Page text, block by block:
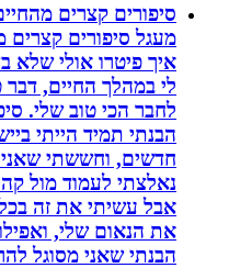
סיפורים קצרים מהחיים
מעגל סיפורים קצרים
איך פיטרו אולי שלא
לי במהלך החיים, דבר
לחבר הכי טוב שלי.
הבנתי תמיד הייתי
חדשים, וחששתי שאני
נאלצתי לעמוד מול קהל
אבל עשיתי את זה בכל
את הנאום שלי, ואפילו
הבנתי שאני מסוגל